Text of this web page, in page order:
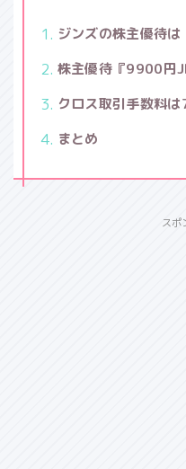
ジンズの株主優待
株主優待『9900円
クロス取引手数料は
まとめ
スポ